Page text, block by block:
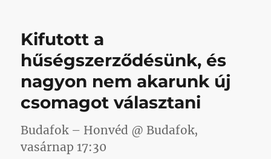
Kifutott a
hűségszerződésünk, és
nagyon nem akarunk új
csomagot választani
Budafok – Honvéd @ Budafok,
vasárnap 17:30